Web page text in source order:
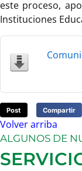
este proceso,
Instituciones
Post Compartir
Volver arriba
ALGUNOS DE